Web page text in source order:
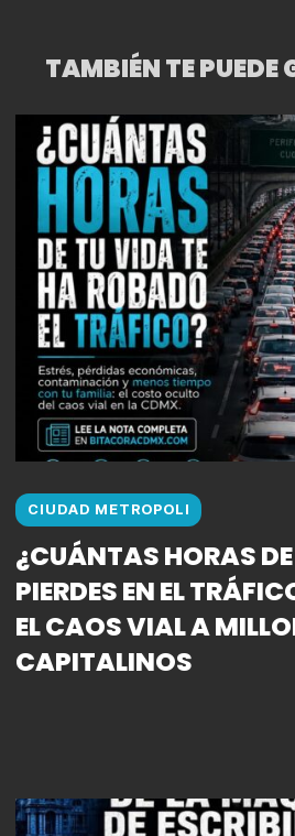
TAMBIÉN TE PUEDE
CIUDAD METROPOLI
¿CUÁNTAS HORAS
PIERDES EN EL
EL CAOS VIAL A
CAPITALINOS